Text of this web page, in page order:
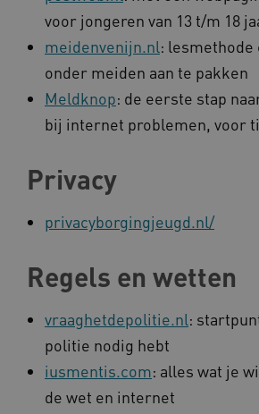
voor jongeren van 13 t/m 18
meidenvenijn.nl: lesmethode
onder meiden aan te pakken
Meldknop: de eerste stap
bij internet problemen, voor
Privacy
privacyborgingjeugd.nl/
Regels en wetten
vraaghetdepolitie.nl:
politie nodig hebt
iusmentis.com: alles wat je
de wet en internet
Vimeo.com
.vimeo.com
YSC
Google LLC